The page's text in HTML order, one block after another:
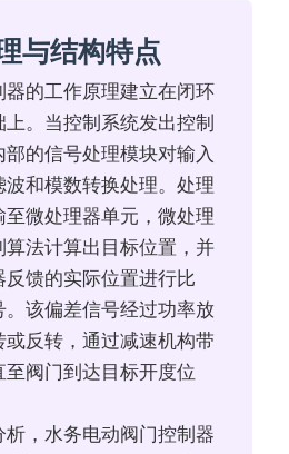
与结构特点
器的工作原理建立在闭环
。当控制系统发出控制
的信号处理模块对输入
和模数转换处理。处理
至微处理器单元，微处理
算法计算出目标位置，并
馈的实际位置进行比
。该偏差信号经过功率放
反转，通过减速机构带
阀门到达目标开度位
，水务电动阀门控制器